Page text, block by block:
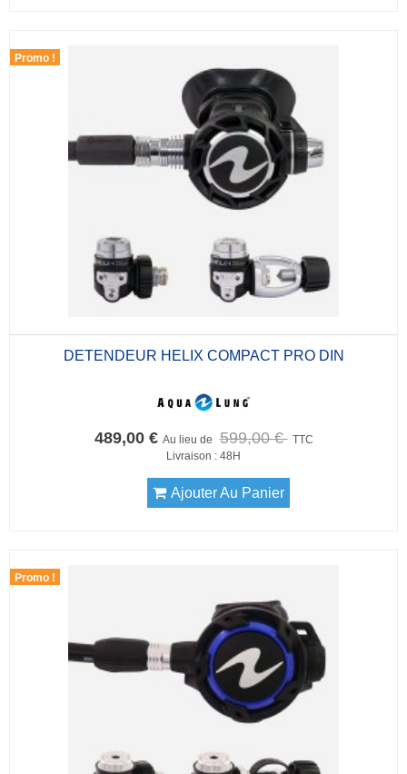
Promo !
DETENDEUR HELIX COMPACT PRO DIN
489,00 € Au lieu de 599,00 € TTC
Livraison : 48H
Ajouter Au Panier
Promo !